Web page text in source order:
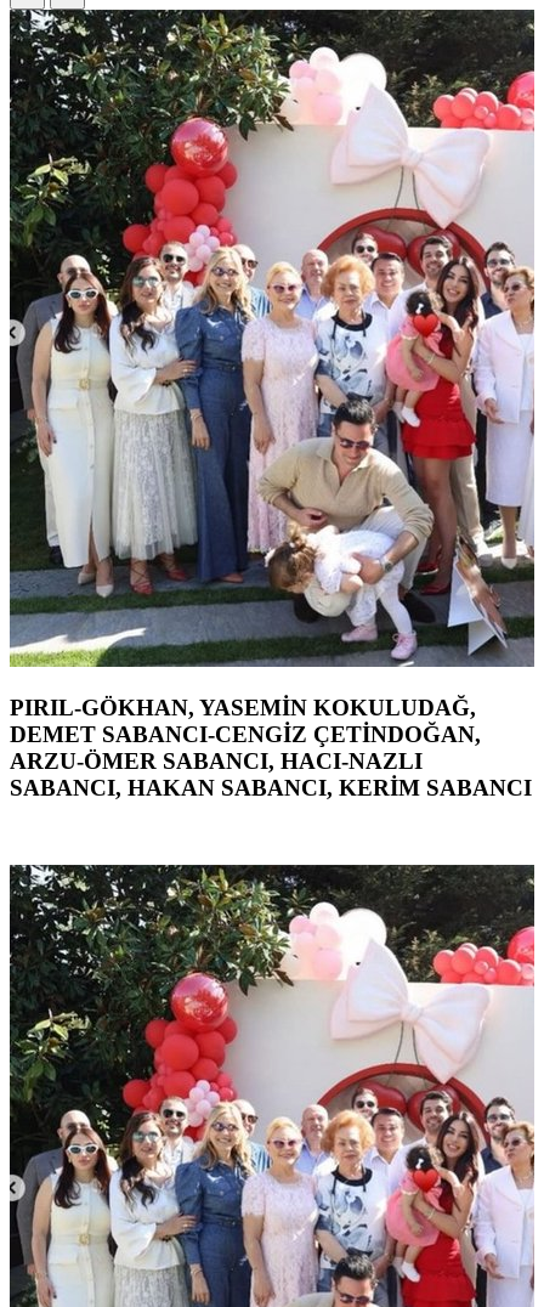
PIRIL-GÖKHAN, YASEMİN KOKULUDAĞ,
DEMET SABANCI-CENGİZ ÇETİNDOĞAN,
ARZU-ÖMER SABANCI, HACI-NAZLI
SABANCI, HAKAN SABANCI, KERİM SABANCI